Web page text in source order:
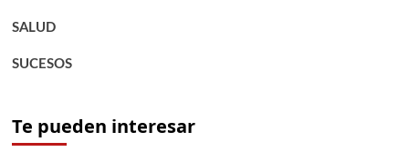
SALUD
SUCESOS
Te pueden interesar